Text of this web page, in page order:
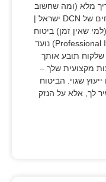
מלא (ומה שחשוב
מאת צוות המומחים של DCN ישראל |
שאין זמן) ביטוח
אחריות מקצועית להייטק (Professional Indemnity) נועד
תובע אותך
מקצועית שלך –
שגוי. הביטוח
לך, אלא על הנזק